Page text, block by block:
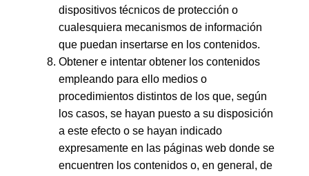
dispositivos técnicos de protección o
cualesquiera mecanismos de información
que puedan insertarse en los contenidos.
Obtener e intentar obtener los contenidos
empleando para ello medios o
procedimientos distintos de los que, según
los casos, se hayan puesto a su disposición
a este efecto o se hayan indicado
expresamente en las páginas web donde se
encuentren los contenidos o, en general, de